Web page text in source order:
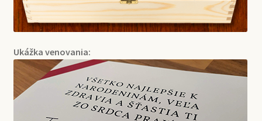
Ukážka venovania: